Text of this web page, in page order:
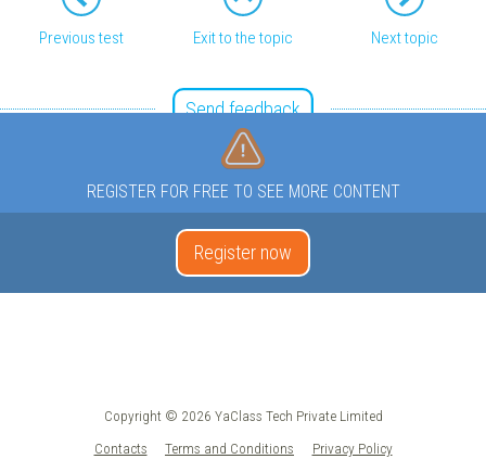
Previous test Exit to the topic Next topic
Send feedback
REGISTER FOR FREE TO SEE MORE CONTENT
Register now
Copyright © 2026 YaClass Tech Private Limited
Contacts
Terms and Conditions Privacy Policy